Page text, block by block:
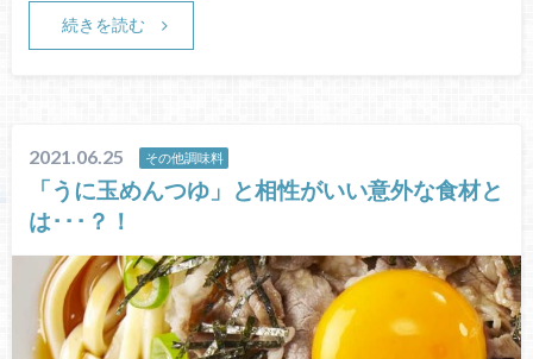
続きを読む
2021.06.25 その他調味料
「うに玉めんつゆ」と相性がいい意外な食材と
は･･･？！